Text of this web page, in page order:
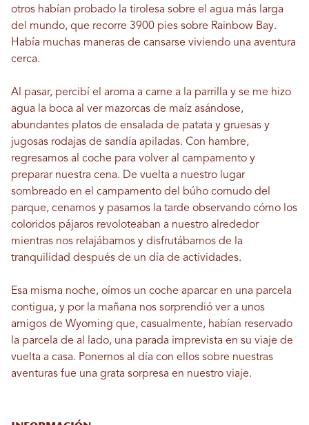
otros habían probado la tirolesa sobre el agua más larga
del mundo, que recorre 3900 pies sobre Rainbow Bay.
Había muchas maneras de cansarse viviendo una aventura
cerca.
Al pasar, percibí el aroma a carne a la parrilla y se me hizo
agua la boca al ver mazorcas de maíz asándose,
abundantes platos de ensalada de patata y gruesas y
jugosas rodajas de sandía apiladas. Con hambre,
regresamos al coche para volver al campamento y
preparar nuestra cena. De vuelta a nuestro lugar
sombreado en el campamento del búho cornudo del
parque, cenamos y pasamos la tarde observando cómo los
coloridos pájaros revoloteaban a nuestro alrededor
mientras nos relajábamos y disfrutábamos de la
tranquilidad después de un día de actividades.
Esa misma noche, oímos un coche aparcar en una parcela
contigua, y por la mañana nos sorprendió ver a unos
amigos de Wyoming que, casualmente, habían reservado
la parcela de al lado, una parada imprevista en su viaje de
vuelta a casa. Ponernos al día con ellos sobre nuestras
aventuras fue una grata sorpresa en nuestro viaje.